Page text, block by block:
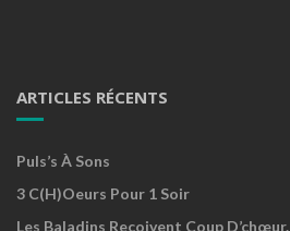
ARTICLES RÉCENTS
Puls’s À Sons
3 C(h)oeurs Pour 1 Soir
Les Baladins Reçoivent Coup D’chœur.